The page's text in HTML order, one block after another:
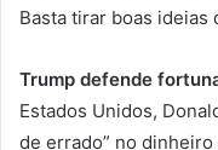
Basta tirar boas ideias
Trump defende
Estados Unidos,
de errado” no